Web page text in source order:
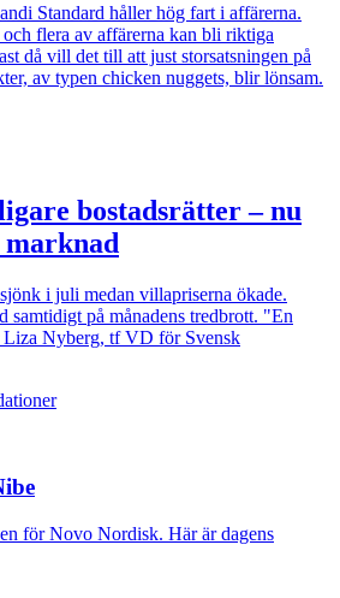
Standard håller hög fart i affärerna.
flera av affärerna kan bli riktiga
då vill det till att just storsatsningen på
av typen chicken nuggets, blir lönsam.
bostadsrätter – nu
i juli medan villapriserna ökade.
samtidigt på månadens tredbrott. "En
Liza Nyberg, tf VD för Svensk
för Novo Nordisk. Här är dagens